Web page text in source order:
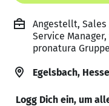
Angestellt,
Service
pronatura
Egelsbach,
Logg Dich ein, um